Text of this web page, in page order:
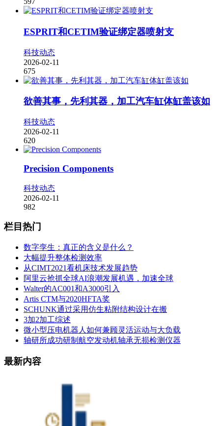
ESPRIT和CETIM验证绑定器喷射支
科技动态
2026-02-11
675
欲善其事，先利其器，加工汽车缸体缸盖该如
科技动态
2026-02-11
620
Precision Components
科技动态
2026-02-11
982
栏目热门
数字孪生：真正的含义是什么？
大幅提升整体检测效率
从CIMT2021看机床技术发展趋势
阿里云抢抓全球AI浪潮发展机遇，加速全球
Walter的AC001和A3000引入
Artis CTM与2020HFTA奖
SCHUNK通过采用仿生粘附结构设计在搬
3加2加工综述
微小型压电机器人如何兼顾灵活运动与大负载
轴研所成功研制航空发动机轴承无损检测仪器
最新内容